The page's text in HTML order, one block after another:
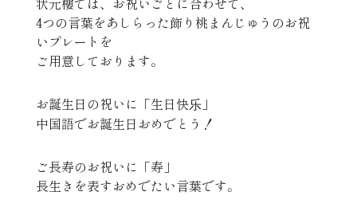
4つの言葉をあしらった飾り桃まんじゅうのお祝
いプレートを
ご用意しております。
お誕生日の祝いに「生日快乐」
中国語でお誕生日おめでとう！
ご長寿のお祝いに「寿」
長生きを表すおめでたい言葉です。